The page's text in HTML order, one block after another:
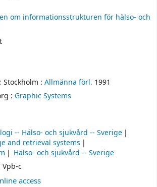
om informationsstrukturen för hälso- och
Stockholm : Allmänna förl. 1991
: Graphic Systems
-- Hälso- och sjukvård -- Sverige
and retrieval systems
Hälso- och sjukvård -- Sverige
Vpb-c
access